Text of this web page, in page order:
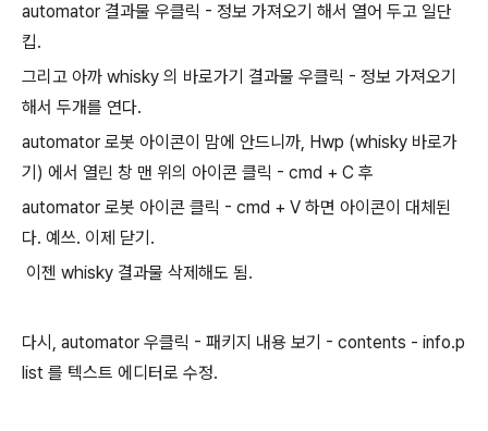
automator 결과물 우클릭 - 정보 가져오기 해서 열어 두고 일단
킵.
그리고 아까 whisky 의 바로가기 결과물 우클릭 - 정보 가져오기
해서 두개를 연다.
automator 로봇 아이콘이 맘에 안드니까, Hwp (whisky 바로가
기) 에서 열린 창 맨 위의 아이콘 클릭 - cmd + C 후
automator 로봇 아이콘 클릭 - cmd + V 하면 아이콘이 대체된
다. 예쓰. 이제 닫기.
이젠 whisky 결과물 삭제해도 됨.
다시, automator 우클릭 - 패키지 내용 보기 - contents - info.p
list 를 텍스트 에디터로 수정.